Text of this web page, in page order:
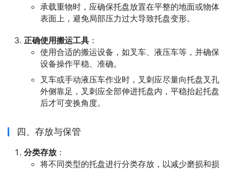
承载重物时，应确保托盘放置在平整的地面或物体
表面上，避免局部压力过大导致托盘变形。
正确使用搬运工具 ：
使用合适的搬运设备，如叉车、液压车等，并确保
设备操作平稳、准确。
叉车或手动液压车作业时，叉刺应尽量向托盘叉孔
外侧靠足，叉刺应全部伸进托盘内，平稳抬起托盘
后才可变换角度。
四、存放与保管
分类存放 ：
将不同类型的托盘进行分类存放，以减少磨损和损